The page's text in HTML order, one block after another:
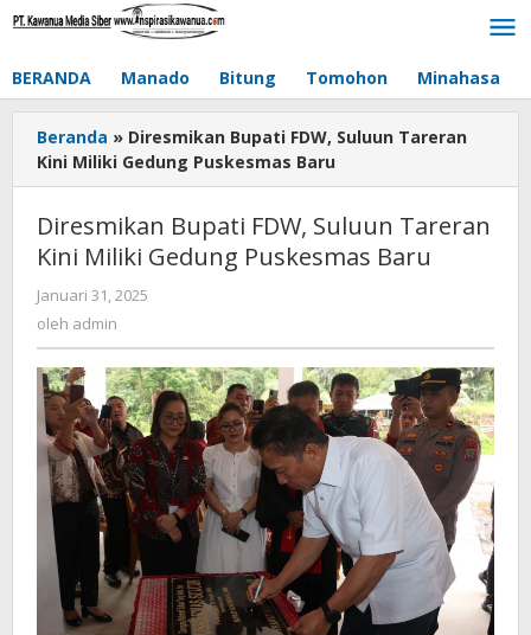
Lewati
BERANDA Manado Bitung Tomohon Minahasa
Beranda » Diresmikan Bupati FDW, Suluun Tareran
Kini Miliki Gedung Puskesmas Baru
Diresmikan Bupati FDW, Suluun Tareran
Kini Miliki Gedung Puskesmas Baru
Januari 31, 2025
oleh admin